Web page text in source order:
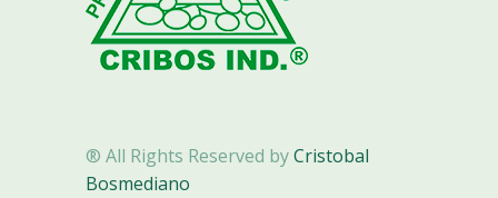
® All Rights Reserved byCristobal
Bosmediano